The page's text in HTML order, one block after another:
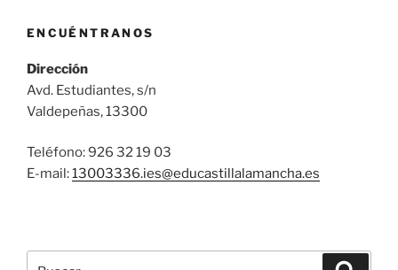
ENCUÉNTRANOS
Dirección
Avd. Estudiantes, s/n
Valdepeñas, 13300
Teléfono: 926 32 19 03
E-mail:13003336.ies@educastillalamancha.es